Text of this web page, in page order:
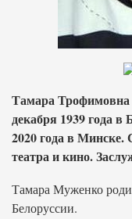
Тамара
декабря 1939 года
2020 года в Минске.
театра и кино.
Тамара Муженко
Белоруссии.